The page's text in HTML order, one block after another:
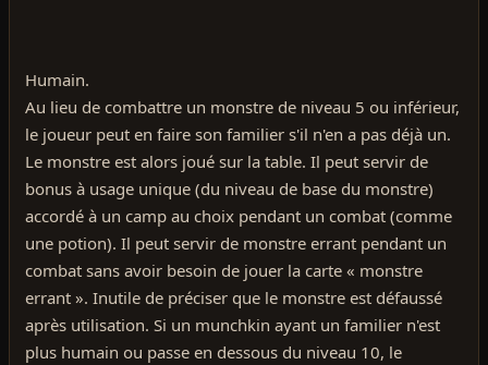
Humain.
Au lieu de combattre un monstre de niveau 5 ou inférieur,
le joueur peut en faire son familier s'il n'en a pas déjà un.
Le monstre est alors joué sur la table. Il peut servir de
bonus à usage unique (du niveau de base du monstre)
accordé à un camp au choix pendant un combat (comme
une potion). Il peut servir de monstre errant pendant un
combat sans avoir besoin de jouer la carte « monstre
errant ». Inutile de préciser que le monstre est défaussé
après utilisation. Si un munchkin ayant un familier n'est
plus humain ou passe en dessous du niveau 10, le